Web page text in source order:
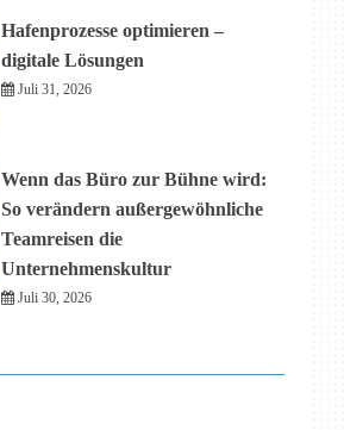
Hafenprozesse optimieren –
digitale Lösungen
Juli 31, 2026
Wenn das Büro zur Bühne wird:
So verändern außergewöhnliche
Teamreisen die
Unternehmenskultur
Juli 30, 2026